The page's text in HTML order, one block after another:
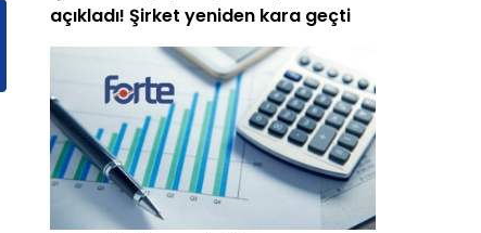
açıkladı! Şirket yeniden kara geçti